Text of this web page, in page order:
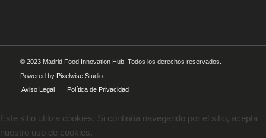
© 2023 Madrid Food Innovation Hub. Todos los derechos reservados.
Powered by Pixelwise Studio
Aviso Legal
Política de Privacidad
Este sitio utiliza cookies. Si continúa navegando por el sitio, acepta
nuestro uso de cookies.